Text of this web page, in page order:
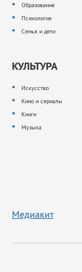
Образование
Психология
Семья и дети
КУЛЬТУРА
Искусство
Кино и сериалы
Книги
Музыка
Медиакит